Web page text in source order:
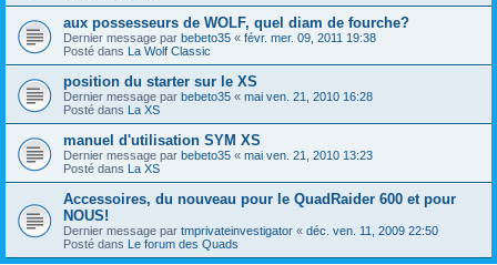
aux possesseurs de WOLF, quel diam de fourche?
Dernier message par bebeto35 « févr. mer. 09, 2011 19:38
Posté dans La Wolf Classic
position du starter sur le XS
Dernier message par bebeto35 « mai ven. 21, 2010 16:28
Posté dans La XS
manuel d'utilisation SYM XS
Dernier message par bebeto35 « mai ven. 21, 2010 13:23
Posté dans La XS
Accessoires, du nouveau pour le QuadRaider 600 et pour
NOUS!
Dernier message par tmprivateinvestigator « déc. ven. 11, 2009 22:50
Posté dans Le forum des Quads